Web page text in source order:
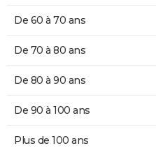
De 60 à 70 ans
De 70 à 80 ans
De 80 à 90 ans
De 90 à 100 ans
Plus de 100 ans